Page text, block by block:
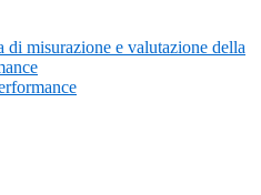
di misurazione e valutazione della